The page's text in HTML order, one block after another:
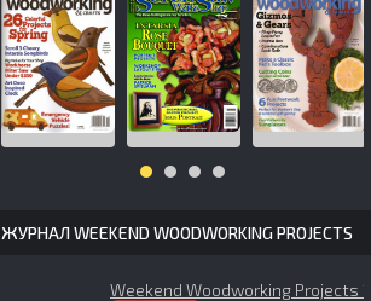
ЖУРНАЛ WEEKEND WOODWORKING PROJECTS
Weekend Woodworking Projects